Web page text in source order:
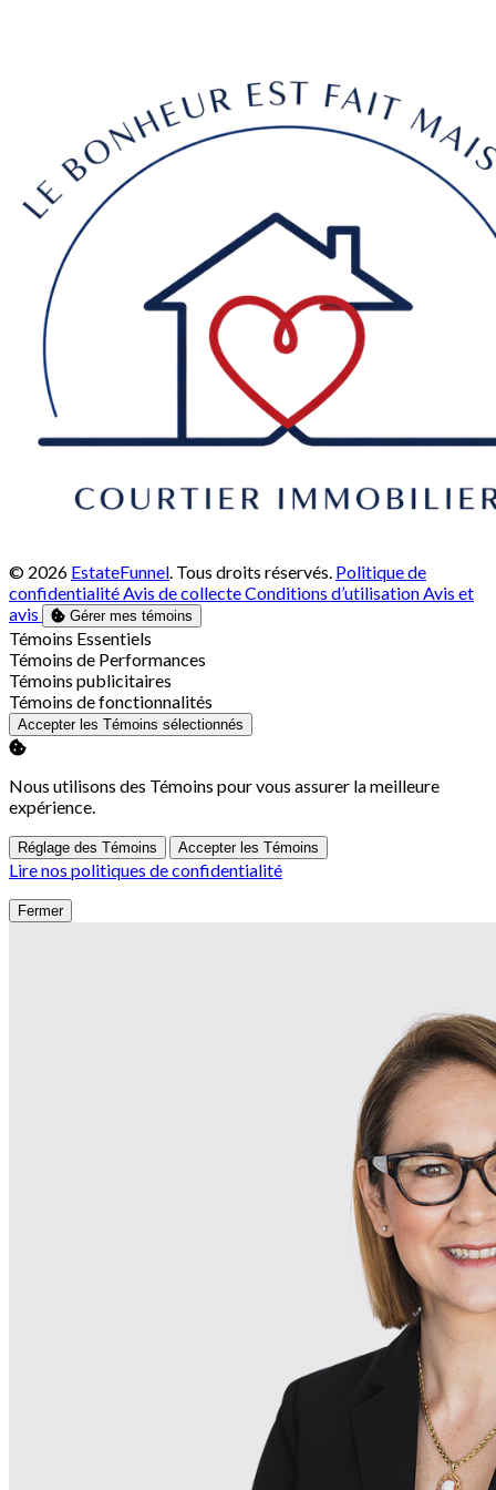
© 2026 EstateFunnel. Tous droits réservés. Politique de
confidentialitéAvis de collecteConditions d’utilisationAvis et
avis
Gérer mes témoins
Activer
Témoins Essentiels
Activer
Témoins de Performances
Activer
Témoins publicitaires
Activer
Témoins de fonctionnalités
Accepter les Témoins sélectionnés
Nous utilisons des Témoins pour vous assurer la meilleure
expérience.
Réglage des Témoins Accepter les Témoins
Lire nos politiques de confidentialité
Fermer